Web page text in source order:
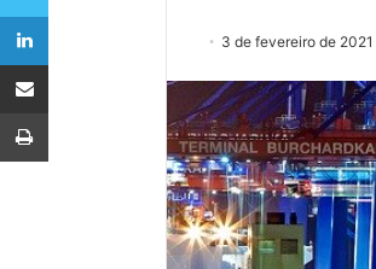
3 de fevereiro de 2021
Linkedin
Compartilhar via e-mail